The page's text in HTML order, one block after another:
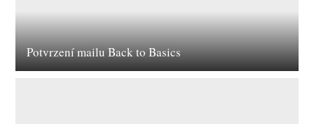
Potvrzení mailu Back to Basics